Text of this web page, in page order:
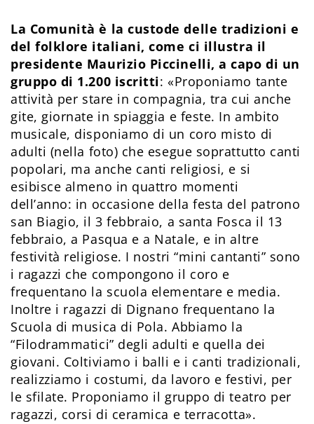
La Comunità è la custode delle tradizioni e
del folklore italiani, come ci illustra il
presidente Maurizio Piccinelli, a capo di un
gruppo di 1.200 iscritti: «Proponiamo tante
attività per stare in compagnia, tra cui anche
gite, giornate in spiaggia e feste. In ambito
musicale, disponiamo di un coro misto di
adulti (nella foto) che esegue soprattutto canti
popolari, ma anche canti religiosi, e si
esibisce almeno in quattro momenti
dell’anno: in occasione della festa del patrono
san Biagio, il 3 febbraio, a santa Fosca il 13
febbraio, a Pasqua e a Natale, e in altre
festività religiose. I nostri “mini cantanti” sono
i ragazzi che compongono il coro e
frequentano la scuola elementare e media.
Inoltre i ragazzi di Dignano frequentano la
Scuola di musica di Pola. Abbiamo la
“Filodrammatici” degli adulti e quella dei
giovani. Coltiviamo i balli e i canti tradizionali,
realizziamo i costumi, da lavoro e festivi, per
le sfilate. Proponiamo il gruppo di teatro per
ragazzi, corsi di ceramica e terracotta».